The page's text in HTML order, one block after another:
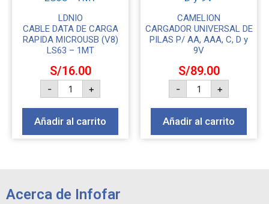
LDNIO
CABLE DATA DE CARGA
RAPIDA MICROUSB (V8)
LS63 – 1MT
S/16.00
- +
Añadir al carrito
CAMELION
CARGADOR UNIVERSAL DE
PILAS P/ AA, AAA, C, D y
9V
S/89.00
- +
Añadir al carrito
Acerca de Infofar